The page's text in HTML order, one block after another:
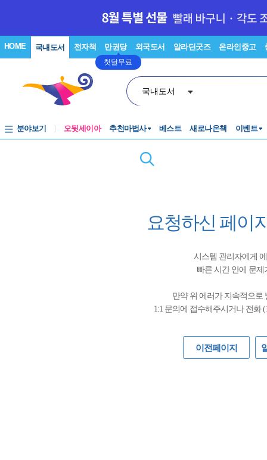
HOME 국내도서 전자책 만권당
첫달무료
외국도서 알라딘굿즈 온라인중고
국내도서
분야보기 오뒷세이아 추천마법사 베스트 새로나온책 이벤트
요청하신 페이
시스템 관리자에게
빠른 시간 안에 문
만약 위 에러가 지속적으로
1:1 문의에 접수해주시거나 전화 (
이전페이지